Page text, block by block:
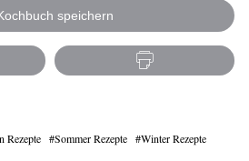
speichern
Rezepte Sommer Rezepte
Winter Rezepte